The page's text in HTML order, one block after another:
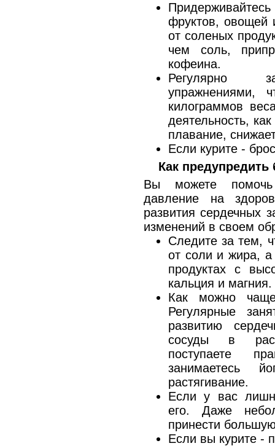
фруктов, овощей
от соленых
чем соль,
кофеина.
Регулярно
упражнениями,
килограммов
деятельность,
плавание,
Если курите -
Как предупредить
Вы можете
давление на
развития сердечных
изменений в своем
Следите за тем,
от соли и жира, а
продуктах с
кальция и магния.
Как можно чаще
Регулярные
развитию
сосуды в
поступаете
занимаетесь
растягивание.
Если у вас
его. Даже
принести
Если вы курите -